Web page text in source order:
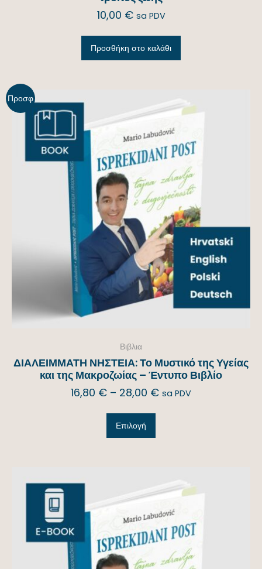
10,00 € sa PDV
Προσθήκη στο καλάθι
Προσφ
Βιβλια
ΔΙΑΛΕΙΜΜΑΤΗ ΝΗΣΤΕΙΑ: Το Μυστικό της Υγείας
και της Μακροζωίας – Έντυπο Βιβλίο
16,80 € – 28,00 € sa PDV
Επιλογή